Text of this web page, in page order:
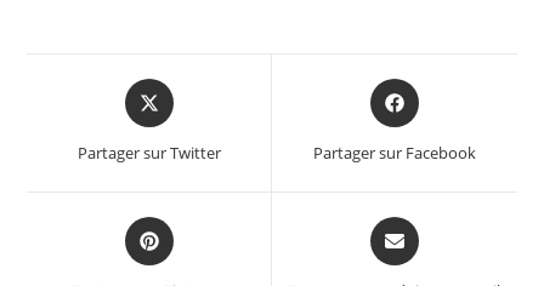
Partager sur Twitter Partager sur Facebook